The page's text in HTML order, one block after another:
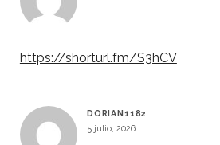
https://shorturl.fm/S3hCV
DORIAN1182
5 julio, 2026